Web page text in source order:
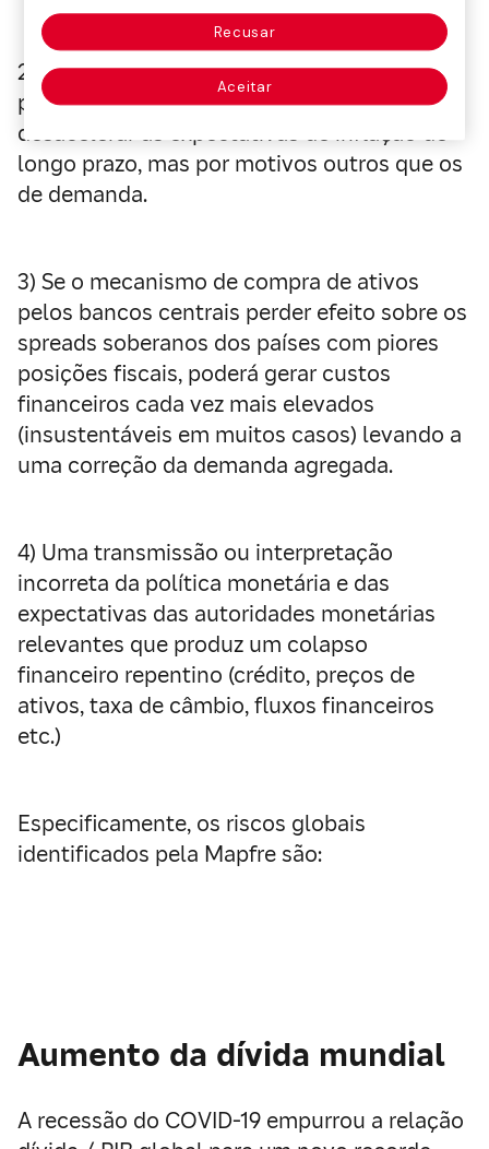
2) O retorno da inflação elevada e
persistente após 2021, o que consegue
desacelerar as expectativas de inflação de
longo prazo, mas por motivos outros que os
de demanda.
3) Se o mecanismo de compra de ativos
pelos bancos centrais perder efeito sobre os
spreads soberanos dos países com piores
posições fiscais, poderá gerar custos
financeiros cada vez mais elevados
(insustentáveis ​​em muitos casos) levando a
uma correção da demanda agregada.
4) Uma transmissão ou interpretação
incorreta da política monetária e das
expectativas das autoridades monetárias
relevantes que produz um colapso
financeiro repentino (crédito, preços de
ativos, taxa de câmbio, fluxos financeiros
etc.)
Especificamente, os riscos globais
identificados pela Mapfre são:
Aumento da dívida mundial
A recessão do COVID-19 empurrou a relação
Recusar
Aceitar